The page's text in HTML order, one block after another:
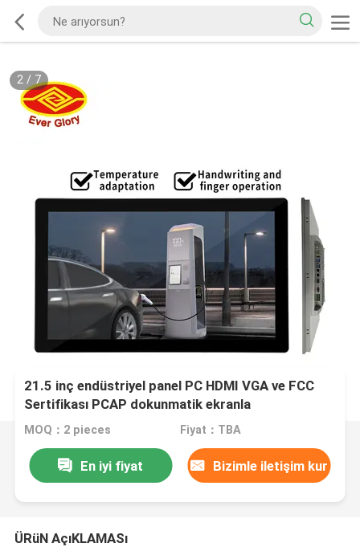
2/ 7
21.5 inç endüstriyel panel PC HDMI VGA ve FCC
Sertifikası PCAP dokunmatik ekranla
MOQ：2 pieces Fiyat：TBA
En iyi fiyat Bizimle iletişim kur
ÜRüN AçıKLAMASı